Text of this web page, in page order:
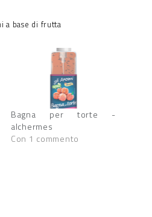
a base di frutta
Bagna per torte -
alchermes
Con 1 commento